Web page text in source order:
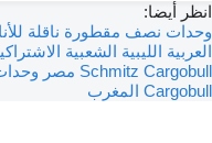
انظر أيضا:
العربية الليبية الشعبية
Schmitz Cargobull مصر
Cargobull المغرب